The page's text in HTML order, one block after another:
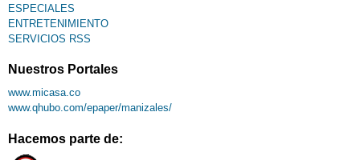
ESPECIALES
ENTRETENIMIENTO
SERVICIOS RSS
Nuestros Portales
www.micasa.co
www.qhubo.com/epaper/manizales/
Hacemos parte de: